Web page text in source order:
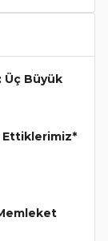
Üç Büyük
Ettiklerimiz*